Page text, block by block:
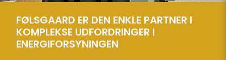
FØLSGAARD ER DEN ENKLE PARTNER I
KOMPLEKSE UDFORDRINGER I
ENERGIFORSYNINGEN